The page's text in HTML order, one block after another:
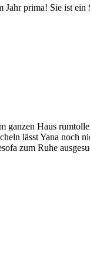
prima! Sie ist ein
Haus
lässt Yana
zum Ruhe